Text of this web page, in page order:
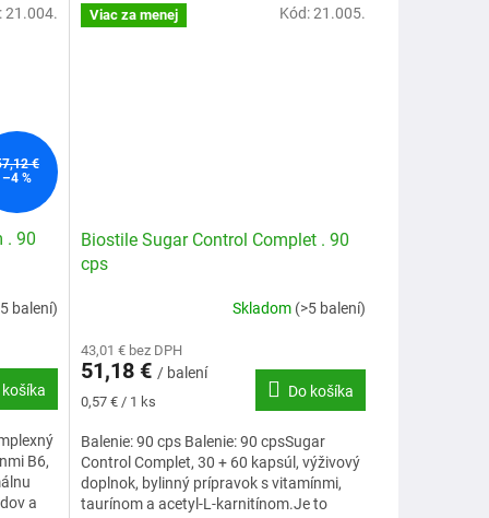
30...
€
–4 %
. 90
balení)
košíka
B6,
a
21.004. Viac za menej
Biostile Sugar Control Complet . 90
cps
Skladom (>5 balení)
43,01 € bez DPH
51,18 € / balení
Jednotková
0,57 € / 1 ks
Do košíka
Balenie: 90 cps Balenie: 90 cpsSugar
Control Complet, 30 + 60 kapsúl, výživový
doplnok, bylinný prípravok s vitamínmi,
taurínom a acetyl-L-karnitínom.Je to
Kód:21.005.